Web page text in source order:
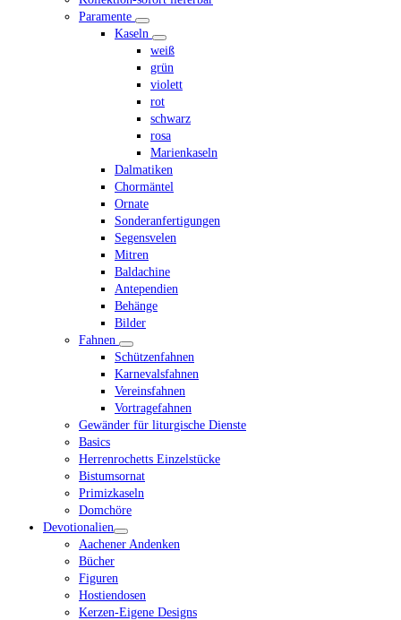
Paramente
Kaseln
weiß
grün
violett
rot
schwarz
rosa
Marienkaseln
Dalmatiken
Chormäntel
Ornate
Sonderanfertigungen
Segensvelen
Mitren
Baldachine
Antependien
Behänge
Bilder
Fahnen
Schützenfahnen
Karnevalsfahnen
Vereinsfahnen
Vortragefahnen
Gewänder für liturgische Dienste
Basics
Herrenrochetts Einzelstücke
Bistumsornat
Primizkaseln
Domchöre
Devotionalien
Aachener Andenken
Bücher
Figuren
Hostiendosen
Kerzen-Eigene Designs